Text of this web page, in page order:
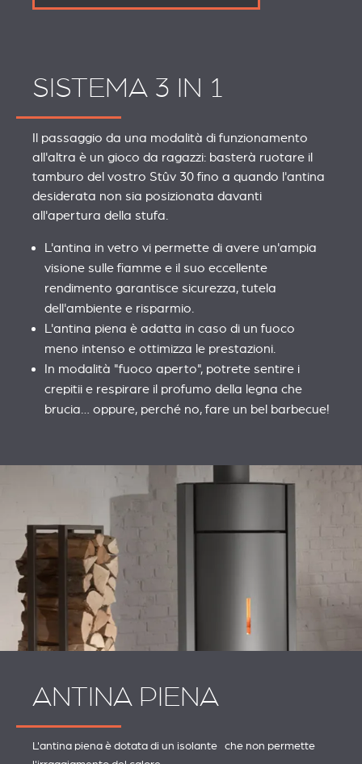
SISTEMA 3 IN 1
Il passaggio da una modalità di funzionamento
all'altra è un gioco da ragazzi: basterà ruotare il
tamburo del vostro Stûv 30 fino a quando l'antina
desiderata non sia posizionata davanti
all'apertura della stufa.
L'antina in vetro vi permette di avere un'ampia
visione sulle fiamme e il suo eccellente
rendimento garantisce sicurezza, tutela
dell'ambiente e risparmio.
L'antina piena è adatta in caso di un fuoco
meno intenso e ottimizza le prestazioni.
In modalità "fuoco aperto", potrete sentire i
crepitii e respirare il profumo della legna che
brucia… oppure, perché no, fare un bel barbecue!
ANTINA PIENA
L'antina piena è dotata di un isolante che non permette